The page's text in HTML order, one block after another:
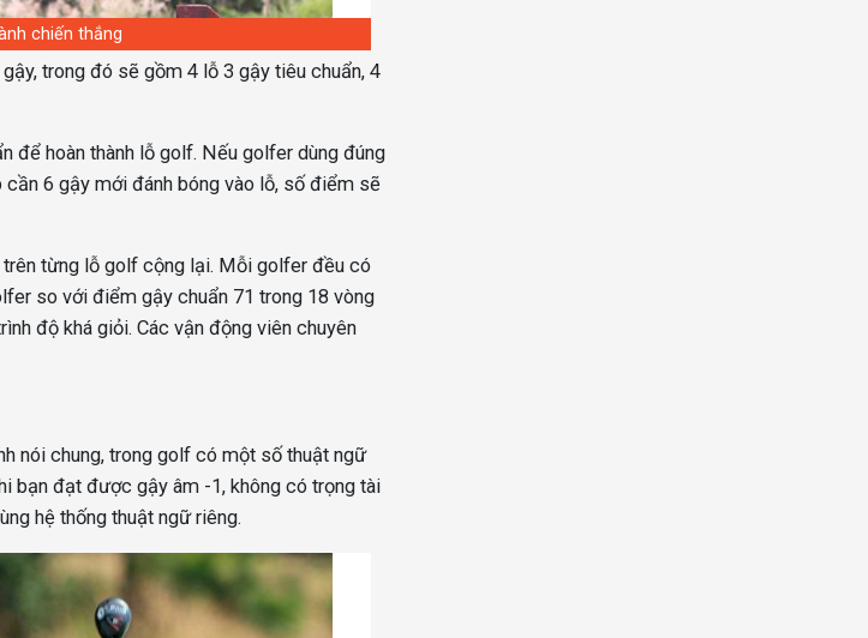
chiến thắng
trong đó sẽ gồm 4 lỗ 3 gậy tiêu chuẩn, 4
để hoàn thành lỗ golf. Nếu golfer dùng đúng
6 gậy mới đánh bóng vào lỗ, số điểm sẽ
từng lỗ golf cộng lại. Mỗi golfer đều có
so với điểm gậy chuẩn 71 trong 18 vòng
độ khá giỏi. Các vận động viên chuyên
nói chung, trong golf có một số thuật ngữ
bạn đạt được gậy âm -1, không có trọng tài
hệ thống thuật ngữ riêng.